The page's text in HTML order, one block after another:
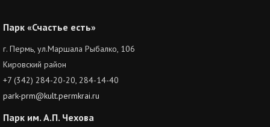
Парк «Счастье есть»
г. Пермь, ул.Маршала Рыбалко, 106
Кировский район
+7 (342) 284-20-20, 284-14-40
park-prm@kult.permkrai.ru
Парк им. А.П. Чехова